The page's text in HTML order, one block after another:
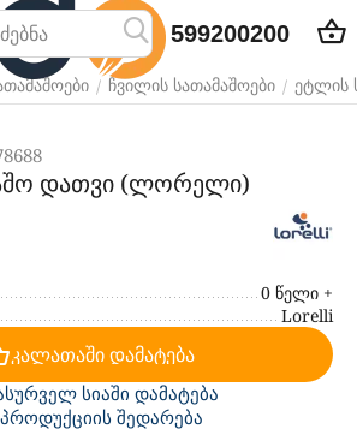
599200200
/ ჩვილის სათამაშოები / ეტლის
დათვი (ლორელი)
0 წელი +
Lorelli
კალათაში დამატება
სიაში დამატება
პროდუქციის შედარება